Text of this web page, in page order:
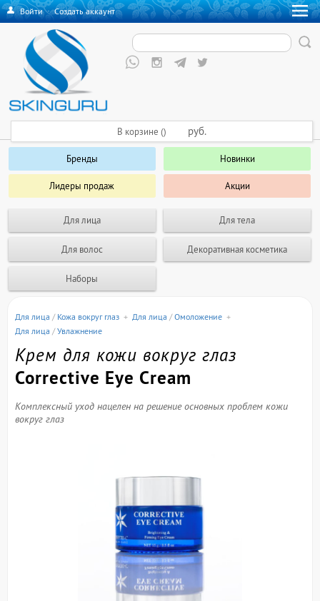
Войти·Создать аккаунт
Бренды Новинки
Лидеры продаж Акции
Для лица Для тела
Для волос Декоративная косметика
Наборы
В корзине () руб.
Для лица / Кожа вокруг глаз + Для лица /Омоложение +
Для лица /Увлажнение
Крем для кожи вокруг глаз
Corrective Eye Cream
Комплексный уход нацелен на решение основных проблем кожи
вокруг глаз